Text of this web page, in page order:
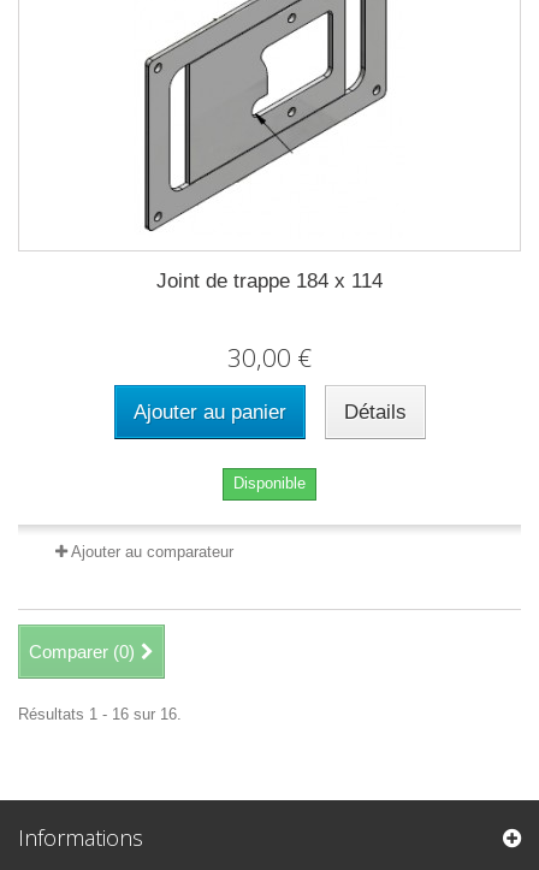
Joint de trappe 184 x 114
30,00 €
Ajouter au panier Détails
Disponible
Ajouter au comparateur
Comparer (0)
Résultats 1 - 16 sur 16.
Informations